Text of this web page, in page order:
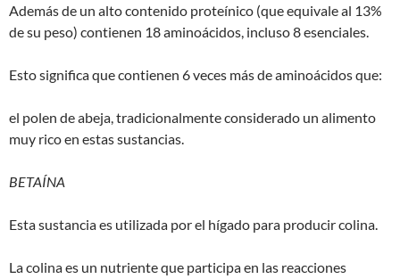
Además de un alto contenido proteínico (que equivale al 13%
de su peso) contienen 18 aminoácidos, incluso 8 esenciales.
Esto significa que contienen 6 veces más de aminoácidos que:
el polen de abeja, tradicionalmente considerado un alimento
muy rico en estas sustancias.
BETAÍNA
Esta sustancia es utilizada por el hígado para producir colina.
La colina es un nutriente que participa en las reacciones